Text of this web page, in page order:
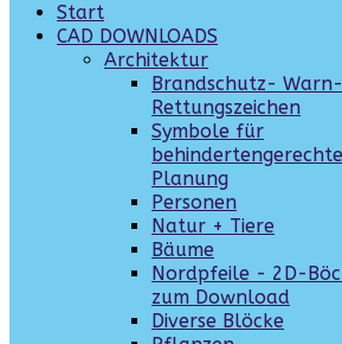
Start
CAD DOWNLOADS
Architektur
Brandschutz-
Rettungszeichen
Symbole für
behindertengerechte
Planung
Personen
Natur + Tiere
Bäume
Nordpfeile - 2D-
zum Download
Diverse Blöcke